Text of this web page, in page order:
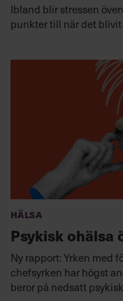
Ibland blir stressen
punkter till när det
Hälsa
Psykisk ohälsa
Ny rapport: Yrken med
chefsyrken har högst
beror på nedsatt